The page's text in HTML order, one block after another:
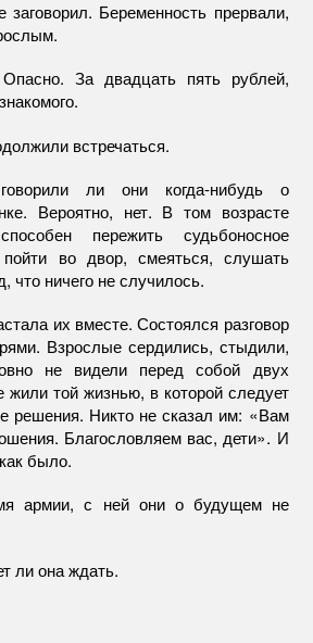
Беременность прервали,
За двадцать пять рублей,
встречаться.
ли они когда-нибудь о
Вероятно, нет. В том возрасте
пережить судьбоносное
во двор, смеяться, слушать
что ничего не случилось.
их вместе. Состоялся разговор
Взрослые сердились, стыдили,
не видели перед собой двух
той жизнью, в которой следует
решения. Никто не сказал им: «Вам
Благословляем вас, дети». И
было.
армии, с ней они о будущем не
ли она ждать.